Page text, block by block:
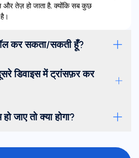
और तेज़ हो जाता है, क्योंकि सब कुछ
कर सकता/सकती हूँ?
डिवाइस में ट्रांसफ़र कर
जाए तो क्या होगा?